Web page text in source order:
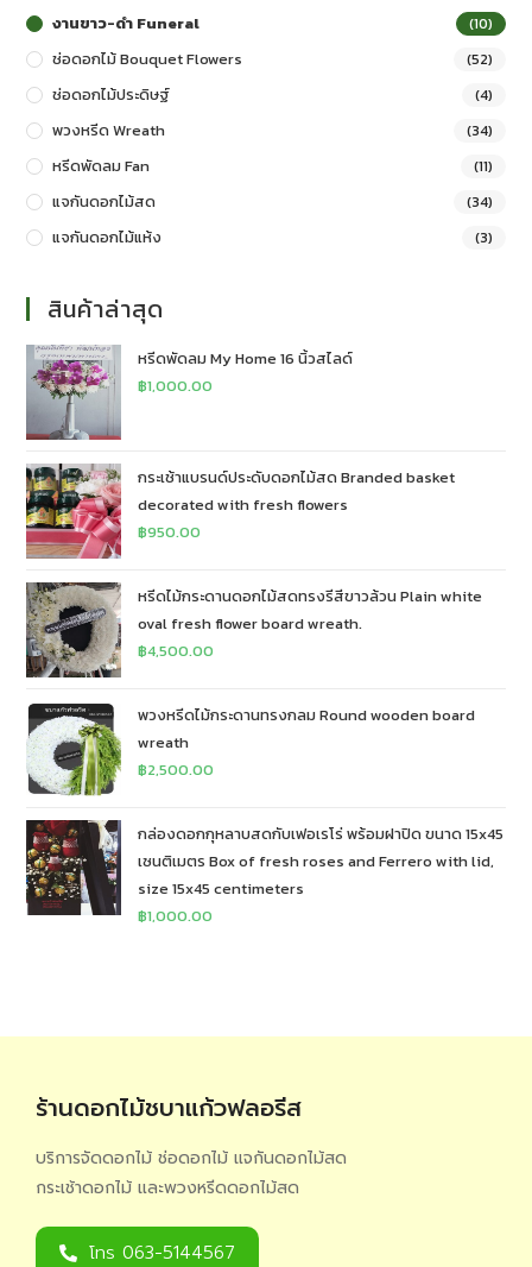
งานขาว-ดำ Funeral (10)
ช่อดอกไม้ Bouquet Flowers (52)
ช่อดอกไม้ประดิษฐ์ (4)
พวงหรีด Wreath (34)
หรีดพัดลม Fan (11)
แจกันดอกไม้สด (34)
แจกันดอกไม้แห้ง (3)
สินค้าล่าสุด
หรีดพัดลม My Home 16 นิ้วสไลด์
฿1,000.00
กระเช้าแบรนด์ประดับดอกไม้สด Branded basket
decorated with fresh flowers
฿950.00
หรีดไม้กระดานดอกไม้สดทรงรีสีขาวล้วน Plain white
oval fresh flower board wreath.
฿4,500.00
พวงหรีดไม้กระดานทรงกลม Round wooden board
wreath
฿2,500.00
กล่องดอกกุหลาบสดกับเฟอเรโร่ พร้อมฝาปิด ขนาด 15x45
เซนติเมตร Box of fresh roses and Ferrero with lid,
size 15x45 centimeters
฿1,000.00
ร้านดอกไม้ชบาแก้วฟลอรีส
บริการจัดดอกไม้ ช่อดอกไม้ แจกันดอกไม้สด
กระเช้าดอกไม้ และพวงหรีดดอกไม้สด
โทร 063-5144567